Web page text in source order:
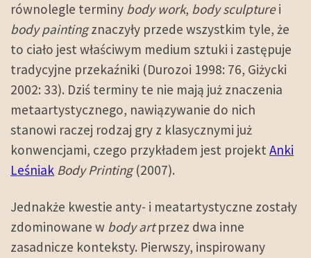
równolegle terminy body work, body sculpturei
body paintingznaczyły przede wszystkim tyle, że
to ciało jest właściwym medium sztuki i zastępuje
tradycyjne przekaźniki (Durozoi 1998: 76, Giżycki
2002: 33). Dziś terminy te nie mają już znaczenia
metaartystycznego, nawiązywanie do nich
stanowi raczej rodzaj gry z klasycznymi już
konwencjami, czego przykładem jest projektAnki
Leśniak Body Printing(2007).
Jednakże kwestie anty- i meatartystyczne zostały
zdominowane w body artprzez dwa inne
zasadnicze konteksty. Pierwszy, inspirowany